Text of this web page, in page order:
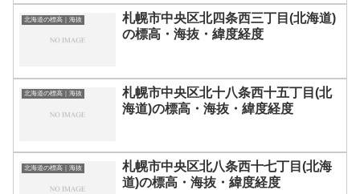
北海道の標高｜海抜
札幌市中央区北四条西三丁目(北海道)
の標高・海抜・緯度経度
北海道の標高｜海抜
札幌市中央区北十八条西十五丁目(北
海道)の標高・海抜・緯度経度
北海道の標高｜海抜
札幌市中央区北八条西十七丁目(北海
道)の標高・海抜・緯度経度